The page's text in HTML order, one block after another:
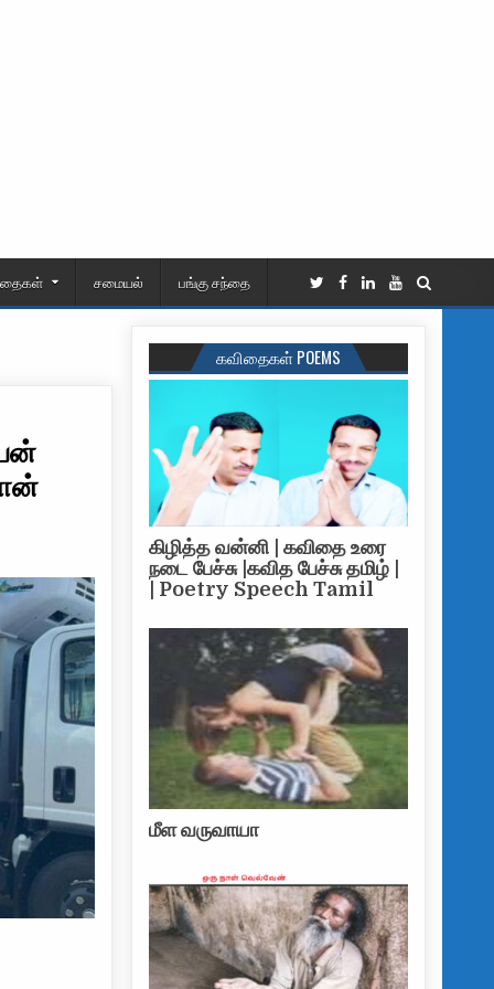
சமையல் பங்கு சந்தை
கவிதைகள் POEMS
கிழித்த வன்னி | கவிதை உரை
நடை பேச்சு |கவித பேச்சு தமிழ் |
| Poetry Speech Tamil
மீள வருவாயா